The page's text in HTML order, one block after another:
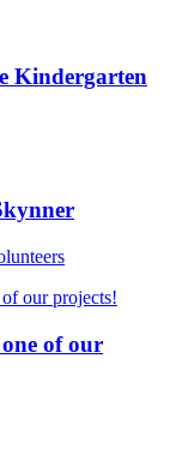
Kindergarten
of our